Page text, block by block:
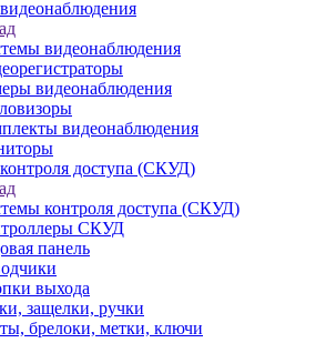
видеонаблюдения
видеонаблюдения
видеонаблюдения
доступа (СКУД)
контроля доступа (СКУД)
СКУД
панель
выхода
защелки, ручки
брелоки, метки, ключи